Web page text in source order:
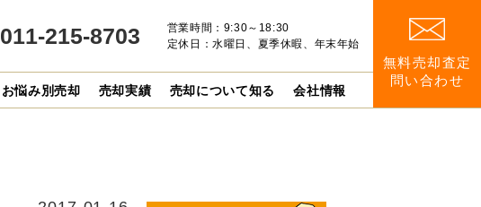
011-215-8703
営業時間：9:30～18:30
定休日：水曜日、夏季休暇、年末年始
お悩み別売却 売却実績 売却について知る 会社情報
無料売却査定
問い合わせ